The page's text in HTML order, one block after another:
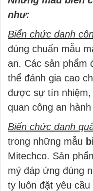
như:
Biển chức danh
đúng chuẩn mẫu
an. Các sản phẩm
thể đánh gia cao
được sự tín nhiệm,
quan công an
Biển chức danh
trong những mẫu
Mitechco. Sản
mỷ đáp ứng đúng
ty luôn đặt yêu